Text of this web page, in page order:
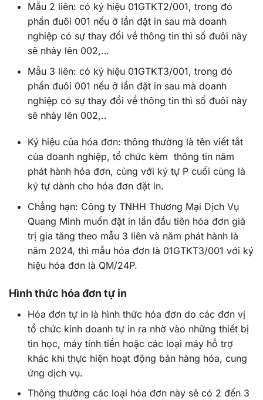
Mẫu 2 liên: có ký hiệu 01GTKT2/001, trong đó
phần đuôi 001 nếu ở lần đặt in sau mà doanh
nghiệp có sự thay đổi về thông tin thì số đuôi này
sẽ nhảy lên 002,…
Mẫu 3 liên: có ký hiệu 01GTKT3/001, trong đó
phần đuôi 001 nếu ở lần đặt in sau mà doanh
nghiệp có sự thay đổi về thông tin thì số đuôi này
sẽ nhảy lên 002,..
Ký hiệu của hóa đơn: thông thường là tên viết tắt
của doanh nghiệp, tổ chức kèm thông tin năm
phát hành hóa đơn, cùng với ký tự P cuối cùng là
ký tự dành cho hóa đơn đặt in.
Chẳng hạn: Công ty TNHH Thương Mại Dịch Vụ
Quang Minh muốn đặt in lần đầu tiên hóa đơn giá
trị gia tăng theo mẫu 3 liên và năm phát hành là
năm 2024, thì mẫu hóa đơn là 01GTKT3/001 với ký
hiệu hóa đơn là QM/24P.
Hình thức hóa đơn tự in
Hóa đơn tự in là hình thức hóa đơn do các đơn vị
tổ chức kinh doanh tự in ra nhờ vào những thiết bị
tin học, máy tính tiền hoặc các loại máy hỗ trợ
khác khi thực hiện hoạt động bán hàng hóa, cung
ứng dịch vụ.
Thông thường các loại hóa đơn này sẽ có 2 đến 3